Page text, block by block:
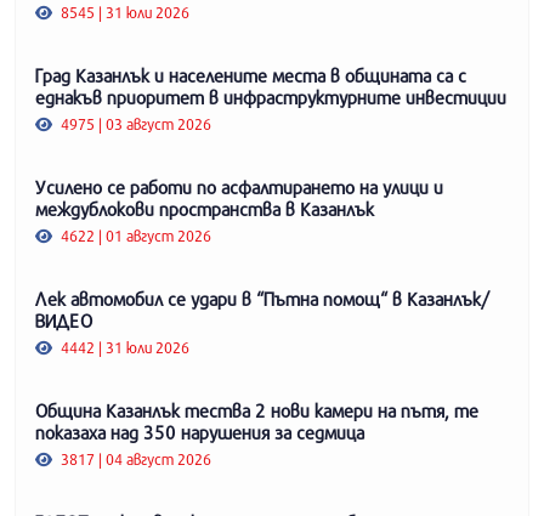
8545 | 31 юли 2026
Град Казанлък и населените места в общината са с
еднакъв приоритет в инфраструктурните инвестиции
4975 | 03 август 2026
Усилено се работи по асфалтирането на улици и
междублокови пространства в Казанлък
4622 | 01 август 2026
Лек автомобил се удари в “Пътна помощ“ в Казанлък/
ВИДЕО
4442 | 31 юли 2026
Община Казанлък тества 2 нови камери на пътя, те
показаха над 350 нарушения за седмица
3817 | 04 август 2026